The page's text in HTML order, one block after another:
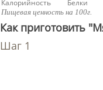
Калорийность Белки
Пищевая ценность на 100г.
Как приготовить